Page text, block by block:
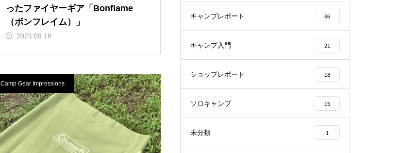
ったファイヤーギア「Bonflame
（ボンフレイム）」
2021.09.18
Camp Gear Impressions
キャンプレポート 86
キャンプ入門 21
ショップレポート 18
ソロキャンプ 15
未分類 1